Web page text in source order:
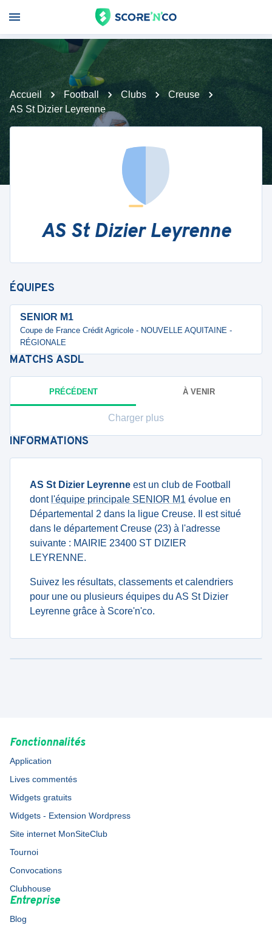
Accueil Football Clubs
Creuse
AS St Dizier Leyrenne
AS St Dizier Leyrenne
ÉQUIPES
SENIOR M1
Coupe de France Crédit Agricole - NOUVELLE AQUITAINE -
RÉGIONALE
MATCHS ASDL
PRÉCÉDENT À VENIR
Charger plus
INFORMATIONS
AS St Dizier Leyrenne est un club de Football
dont l'équipe principale SENIOR M1 évolue en
Départemental 2 dans la ligue Creuse. Il est situé
dans le département Creuse (23) à l'adresse
suivante : MAIRIE 23400 ST DIZIER
LEYRENNE.
Suivez les résultats, classements et calendriers
pour une ou plusieurs équipes du AS St Dizier
Leyrenne grâce à Score'n'co.
Fonctionnalités
Application
Lives commentés
Widgets gratuits
Widgets - Extension Wordpress
Site internet MonSiteClub
Tournoi
Convocations
Clubhouse
Entreprise
Blog